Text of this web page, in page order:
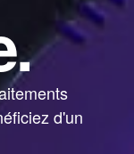
d'un